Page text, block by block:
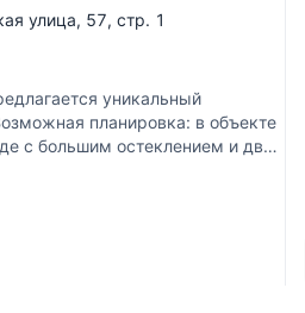
улица, 57, стр. 1
уникальный
планировка: в объекте
с большим остеклением и два